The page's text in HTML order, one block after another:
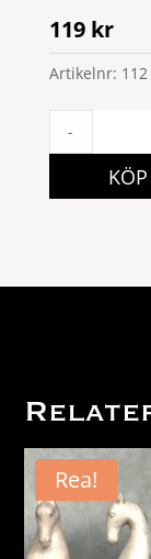
119 kr
Artikelnr: 112
quantity
-
KÖP
Rea!